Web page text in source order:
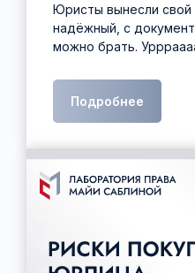
Юристы вынесли свой
надёжный, с
можно брать.
Подробнее